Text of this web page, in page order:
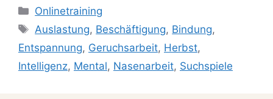
Onlinetraining
Auslastung, Beschäftigung, Bindung,
Entspannung, Geruchsarbeit, Herbst,
Intelligenz, Mental, Nasenarbeit, Suchspiele